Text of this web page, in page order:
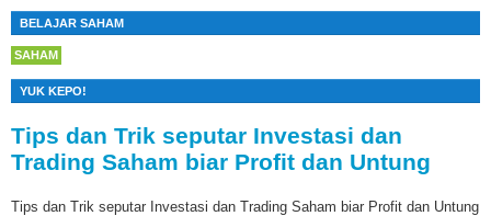
BELAJAR SAHAM
SAHAM
YUK KEPO!
Tips dan Trik seputar Investasi dan
Trading Saham biar Profit dan Untung
Tips dan Trik seputar Investasi dan Trading Saham biar Profit dan Untung